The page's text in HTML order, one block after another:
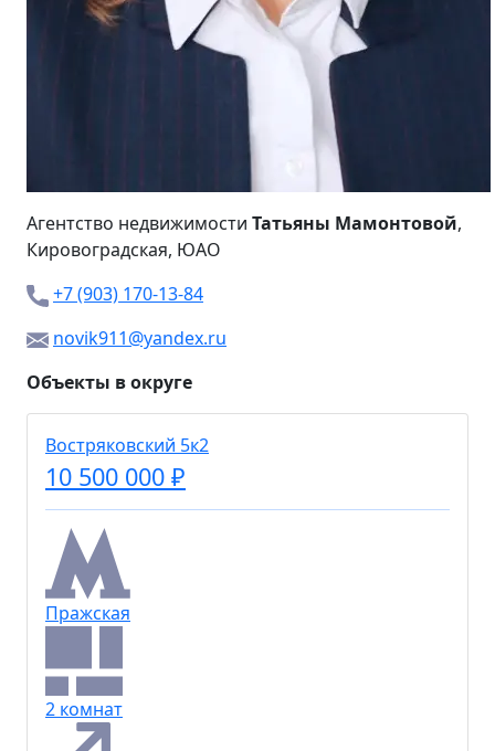
Агентство недвижимости Татьяны Мамонтовой,
Кировоградская, ЮАО
+7 (903) 170-13-84
novik911@yandex.ru
Объекты в округе
Востряковский 5к2